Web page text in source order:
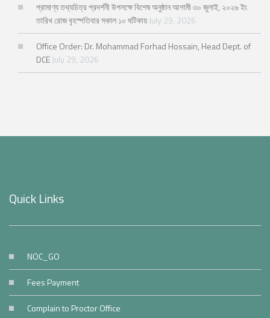
প্রামাণ্য তথ্যচিত্র প্রদর্শনী উপলক্ষে বিশেষ অনুষ্ঠান আগামী ৩০ জুলাই, ২০২৬ ইং
তারিখ রোজ বৃহস্পতিবার সকাল ১০ ঘটিকায় July 29, 2026
Office Order: Dr. Mohammad Forhad Hossain, Head Dept. of
DCE July 29, 2026
Quick Links
NOC_GO
Fees Payment
Complain to Proctor Office